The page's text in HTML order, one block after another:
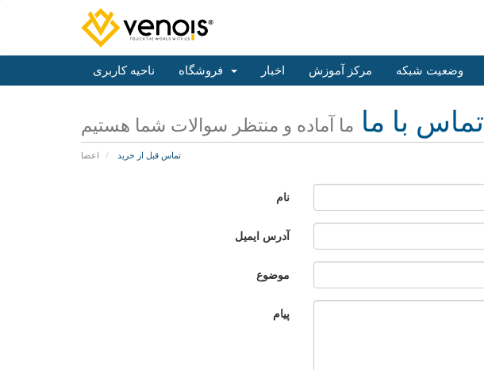
ناحیه کاربری اخبار مرکز آموزش وضعیت شبکه
تماس با ما
اعضا تماس قبل از خرید
نام
آدرس ایمیل
موضوع
پیام